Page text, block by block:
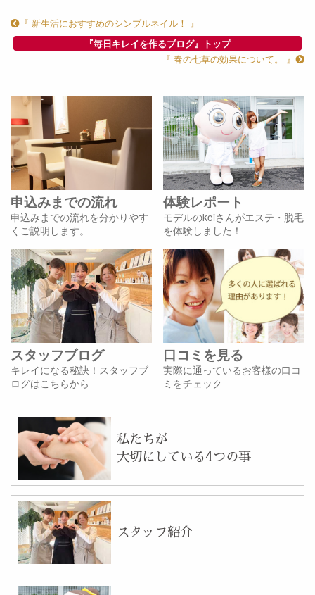
『 新生活におすすめのシンプルネイル！ 』
『毎日キレイを作るブログ』トップ
『 春の七草の効果について。 』
申込みまでの流れ
申込みまでの流れを分かりやす
くご説明します。
体験レポート
モデルのkeiさんがエステ・脱毛
を体験しました！
スタッフブログ
キレイになる秘訣！スタッフブ
ログはこちらから
口コミを見る
実際に通っているお客様の口コ
ミをチェック
私たちが
大切にしている4つの事
スタッフ紹介